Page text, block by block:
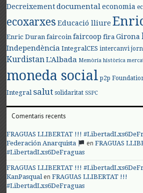
Decreixement documental economia
ecoxarxes Educació lliure
Enric Duran faircoin faircoop fira Girona
Independència IntegralCES intercanvi
KurdistanL'Albada Memòria històrica
moneda social p2p
Integral salut solidaritat SSPC
Comentaris recents
FRAGUAS LLIBERTAT !!!
Federación Anarquista
enFRAGUAS
#LibertadLxs6DeFraguas
FRAGUAS LLIBERTAT !!!
KanPasqualenFRAGUAS LLIBERTAT !!!
#LibertadLxs6DeFraguas